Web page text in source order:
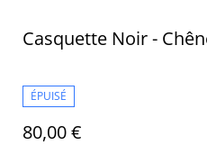
Casquette Noir -
ÉPUISÉ
80,00 €